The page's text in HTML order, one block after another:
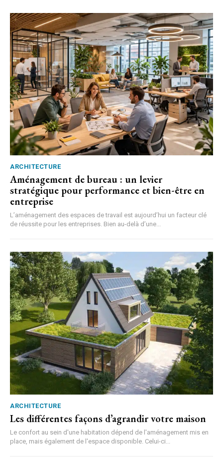
ARCHITECTURE
Aménagement de bureau : un levier
stratégique pour performance et bien-être en
entreprise
L’aménagement des espaces de travail est aujourd’hui un facteur clé
de réussite pour les entreprises. Bien au-delà d’une...
ARCHITECTURE
Les différentes façons d’agrandir votre maison
Le confort au sein d'une habitation dépend de l'aménagement mis en
place, mais également de l'espace disponible. Celui-ci...